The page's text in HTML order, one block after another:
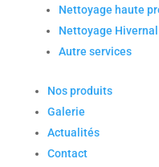
Nettoyage haute
Nettoyage Hivernal
Autre services
Nos produits
Galerie
Actualités
Contact